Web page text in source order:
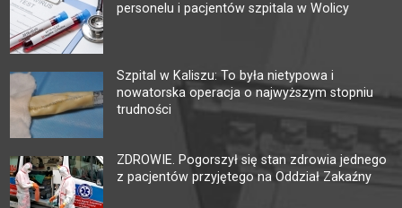
personelu i pacjentów szpitala w Wolicy
Szpital w Kaliszu: To była nietypowa i
nowatorska operacja o najwyższym stopniu
trudności
ZDROWIE. Pogorszył się stan zdrowia jednego
z pacjentów przyjętego na Oddział Zakaźny